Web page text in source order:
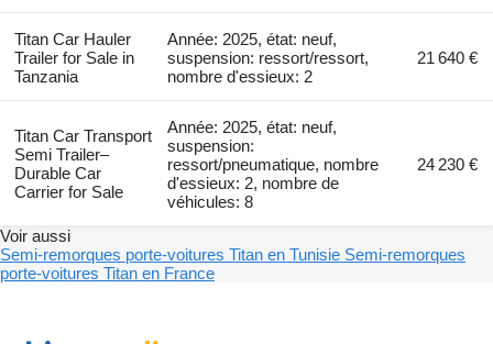
Titan Car Hauler
Trailer for Sale in
Tanzania
Année: 2025, état: neuf,
suspension: ressort/ressort,
nombre d'essieux: 2
21 640 €
Titan Car Transport
Semi Trailer–
Durable Car
Carrier for Sale
Année: 2025, état: neuf,
suspension:
ressort/pneumatique, nombre
d'essieux: 2, nombre de
véhicules: 8
24 230 €
Voir aussi
Semi-remorques porte-voitures Titan en Tunisie Semi-remorques
porte-voitures Titan en France